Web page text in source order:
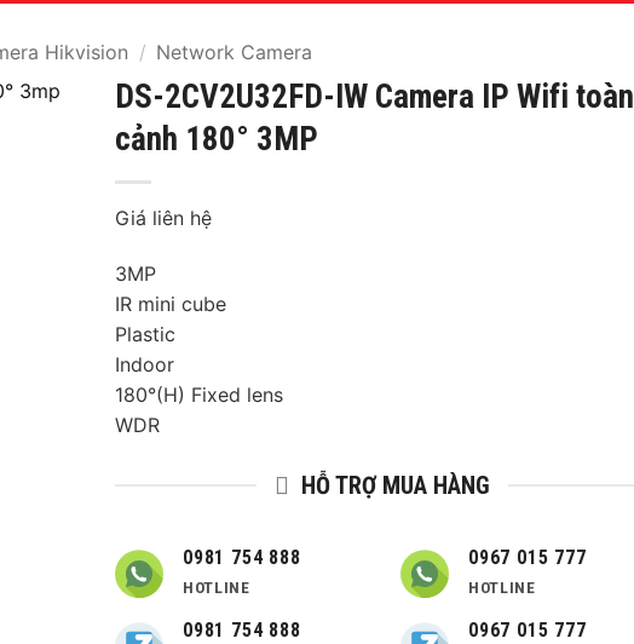
Hikvision / Network Camera
DS-2CV2U32FD-IW Camera IP Wifi toàn
cảnh 180° 3MP
Giá liên hệ
3MP
IR mini cube
Plastic
Indoor
180°(H) Fixed lens
WDR
HỖ TRỢ MUA HÀNG
0981 754 888
HOTLINE
0981 754 888
0967 015 777
HOTLINE
0967 015 777